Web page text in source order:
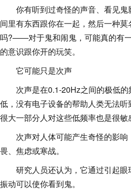
你有听到过奇怪的声音、看见
间里有东西跟你在一起，然后一种
吗?——对于鬼和闹鬼，可能真的有
的意识跟你开的玩笑。
它可能只是次声
次声是在0.1-20Hz之间的极低
低，没有电子设备的帮助人类无法
很大一部分人对这些低频率也是很敏
次声对人体可能产生奇怪的影
畏、焦虑或寒战。
研究人员还认为，它通过引起
振动可以使你看到鬼。